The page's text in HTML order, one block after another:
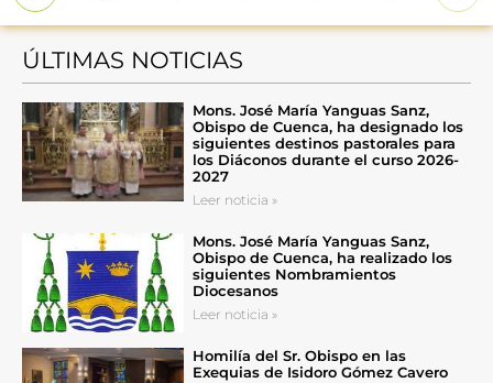
ÚLTIMAS NOTICIAS
Mons. José María Yanguas Sanz,
Obispo de Cuenca, ha designado los
siguientes destinos pastorales para
los Diáconos durante el curso 2026-
2027
Leer noticia »
Mons. José María Yanguas Sanz,
Obispo de Cuenca, ha realizado los
siguientes Nombramientos
Diocesanos
Leer noticia »
Homilía del Sr. Obispo en las
Exequias de Isidoro Gómez Cavero